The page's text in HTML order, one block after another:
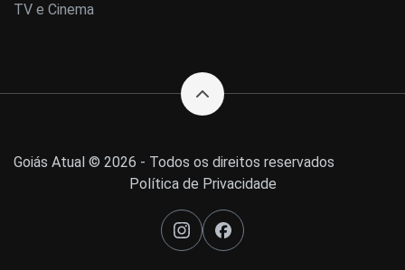
TV e Cinema
Goiás Atual © 2026 - Todos os direitos reservados
Política de Privacidade